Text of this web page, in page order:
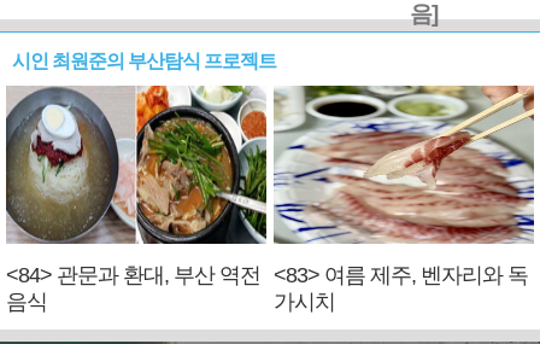
음]
시인 최원준의 부산탐식 프로젝트
<84> 관문과 환대, 부산 역전
음식
<83> 여름 제주, 벤자리와 독
가시치